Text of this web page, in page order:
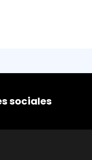
sociales